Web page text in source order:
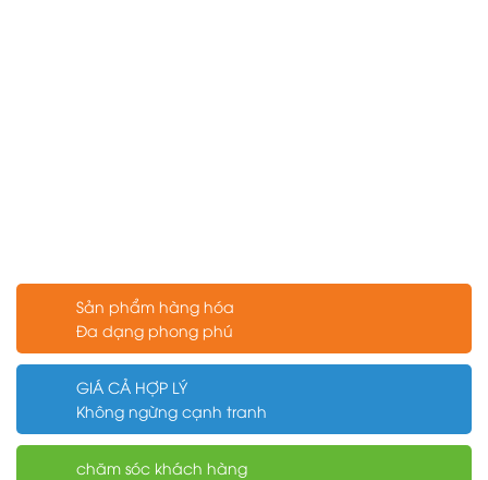
Sản phẩm hàng hóa
Đa dạng phong phú
GIÁ CẢ HỢP LÝ
Không ngừng cạnh tranh
chăm sóc khách hàng